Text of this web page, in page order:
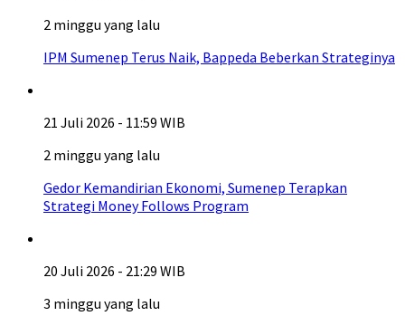
2 minggu yang lalu
IPM Sumenep Terus Naik, Bappeda Beberkan Strateginya
21 Juli 2026 - 11:59 WIB
2 minggu yang lalu
Gedor Kemandirian Ekonomi, Sumenep Terapkan
Strategi Money Follows Program
20 Juli 2026 - 21:29 WIB
3 minggu yang lalu